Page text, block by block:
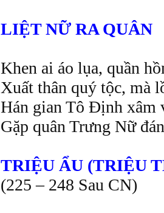
LIỆT NỮ RA QUÂN
Khen ai áo lụa, quần
Xuất thân quý tộc, mà
Hán gian Tô Định xâm
Gặp quân Trưng Nữ
TRIỆU ẨU (TRIỆU
(225 – 248 Sau CN)